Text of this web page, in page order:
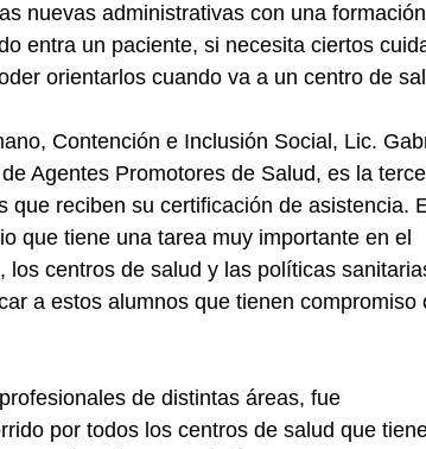
nuevas administrativas con una formación
entra un paciente, si necesita ciertos
orientarlos cuando va a un centro de
Contención e Inclusión Social, Lic.
Agentes Promotores de Salud, es la
reciben su certificación de asistencia.
que tiene una tarea muy importante en el
centros de salud y las políticas
a estos alumnos que tienen compromiso
de distintas áreas, fue
por todos los centros de salud que